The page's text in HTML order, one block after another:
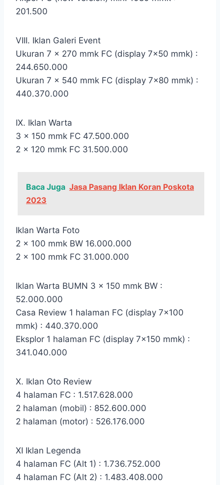
201.500
VIII. Iklan Galeri Event
Ukuran 7 x 270 mmk FC (display 7×50 mmk) :
244.650.000
Ukuran 7 x 540 mmk FC (display 7×80 mmk) :
440.370.000
IX. Iklan Warta
3 x 150 mmk FC 47.500.000
2 x 120 mmk FC 31.500.000
Baca Juga Jasa Pasang Iklan Koran Poskota
2023
Iklan Warta Foto
2 x 100 mmk BW 16.000.000
2 x 100 mmk FC 31.000.000
Iklan Warta BUMN 3 x 150 mmk BW :
52.000.000
Casa Review 1 halaman FC (display 7×100
mmk) : 440.370.000
Eksplor 1 halaman FC (display 7×150 mmk) :
341.040.000
X. Iklan Oto Review
4 halaman FC : 1.517.628.000
2 halaman (mobil) : 852.600.000
2 halaman (motor) : 526.176.000
XI Iklan Legenda
4 halaman FC (Alt 1) : 1.736.752.000
4 halaman FC (Alt 2) : 1.483.408.000